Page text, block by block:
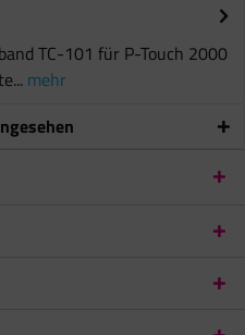
TC-101 für P-Touch 2000
mehr